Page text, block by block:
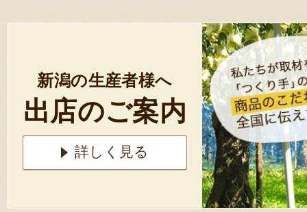
新潟の生産者様へ
出店のご案内
詳しく見る